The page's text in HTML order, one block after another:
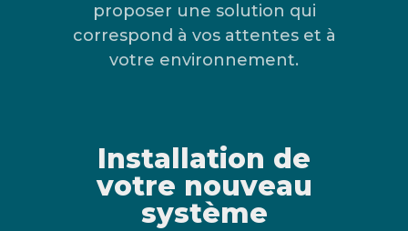
proposer une solution qui
correspond à vos attentes et à
votre environnement.
Installation de
votre nouveau
système